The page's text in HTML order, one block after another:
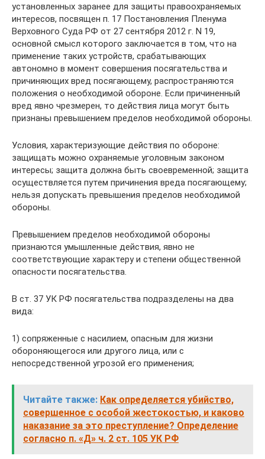
установленных заранее для защиты правоохраняемых
интересов, посвящен п. 17 Постановления Пленума
Верховного Суда РФ от 27 сентября 2012 г. N 19,
основной смысл которого заключается в том, что на
применение таких устройств, срабатывающих
автономно в момент совершения посягательства и
причиняющих вред посягающему, распространяются
положения о необходимой обороне. Если причиненный
вред явно чрезмерен, то действия лица могут быть
признаны превышением пределов необходимой обороны.
Условия, характеризующие действия по обороне:
защищать можно охраняемые уголовным законом
интересы; защита должна быть своевременной; защита
осуществляется путем причинения вреда посягающему;
нельзя допускать превышения пределов необходимой
обороны.
Превышением пределов необходимой обороны
признаются умышленные действия, явно не
соответствующие характеру и степени общественной
опасности посягательства.
В ст. 37 УК РФ посягательства подразделены на два
вида:
1) сопряженные с насилием, опасным для жизни
обороняющегося или другого лица, или с
непосредственной угрозой его применения;
Читайте также: Как определяется убийство,
совершенное с особой жестокостью, и каково
наказание за это преступление? Определение
согласно п. «Д» ч. 2 ст. 105 УК РФ